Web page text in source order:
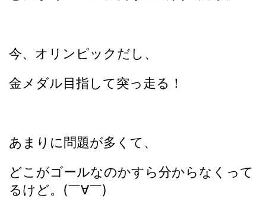
今、オリンピックだし、
金メダル目指して突っ走る！
あまりに問題が多くて、
どこがゴールなのかすら分からなくって
るけど。(￣∀￣)